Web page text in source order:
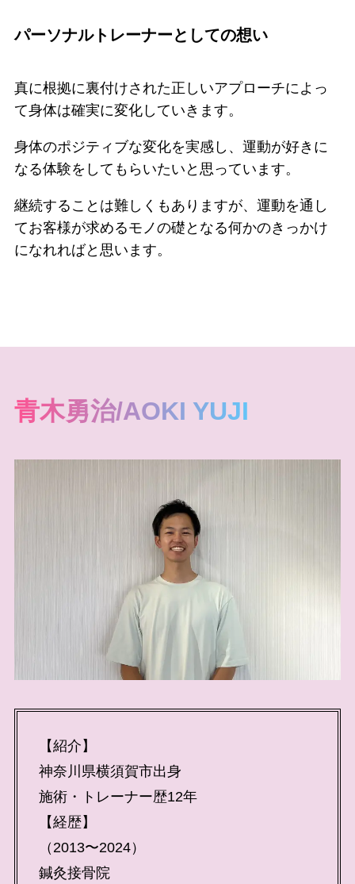
パーソナルトレーナーとしての想い
真に根拠に裏付けされた正しいアプローチによっ
て身体は確実に変化していきます。
身体のポジティブな変化を実感し、運動が好きに
なる体験をしてもらいたいと思っています。
継続することは難しくもありますが、運動を通し
てお客様が求めるモノの礎となる何かのきっかけ
になれればと思います。
青木勇治/AOKI YUJI
【紹介】
神奈川県横須賀市出身
施術・トレーナー歴12年
【経歴】
（2013〜2024）
鍼灸接骨院